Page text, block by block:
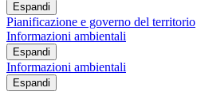
Espandi
Pianificazione e governo del territorio
Informazioni ambientali
Espandi
Informazioni ambientali
Espandi